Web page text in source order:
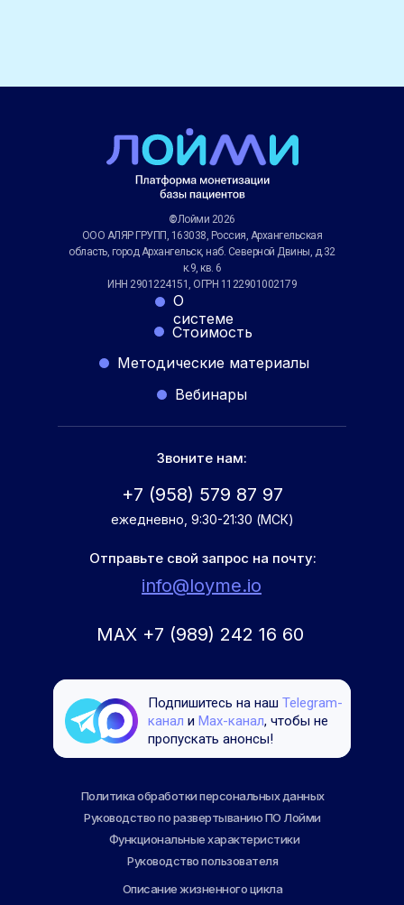
Политика обработки персональных данных
Функциональные характеристики
Описание жизненного цикла
Руководство пользователя
Руководство по развертыванию ПО Лойми
Подпишитесь на наш Telegram-
канал и Maх-канал, чтобы не
пропускать анонсы!
©Лойми 2026
ООО АЛЯР ГРУПП, 163038, Россия, Архангельская
область, город Архангельск, наб. Северной Двины, д.32
к.9, кв. 6
ИНН 2901224151, ОГРН 1122901002179
info@loyme.io
MAX +7 (989) 242 16 60
+7 (958) 579 87 97
Звоните нам:
ежедневно, 9:30-21:30 (МСК)
Отправьте свой запрос на почту:
О
системе
Стоимость
Методические материалы
Вебинары